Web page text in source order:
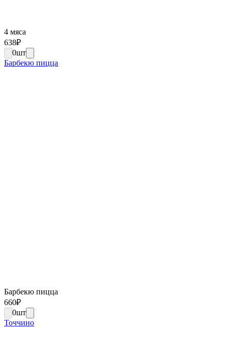
4 мяса
638₽
0шт
Барбекю пицца
Барбекю пицца
660₽
0шт
Точчино